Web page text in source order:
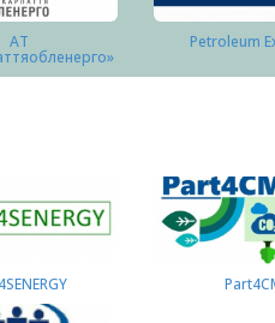
АТ Petroleum